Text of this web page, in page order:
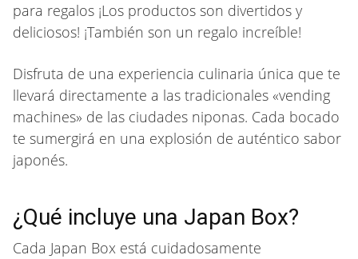
para regalos ¡Los productos son divertidos y
deliciosos! ¡También son un regalo increíble!
Disfruta de una experiencia culinaria única que te
llevará directamente a las tradicionales «vending
machines» de las ciudades niponas. Cada bocado
te sumergirá en una explosión de auténtico sabor
japonés.
¿Qué incluye una Japan Box?
Cada Japan Box está cuidadosamente